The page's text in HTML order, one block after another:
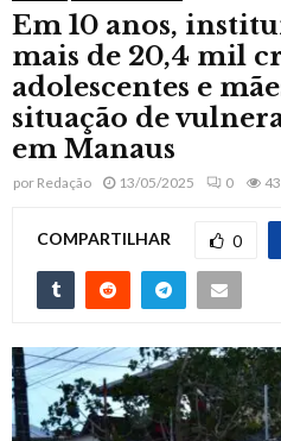
Em 10 anos,
mais de 20,4 mil
adolescentes e
situação de
em Manaus
por Redação 13/05/2025 0
COMPARTILHAR 0